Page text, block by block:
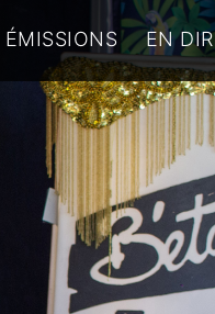
ÉMISSIONS EN